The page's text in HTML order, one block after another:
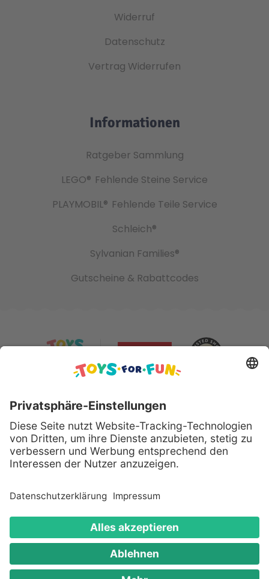
Widerruf
Datenschutz
Vertrag Widerrufen
Informationen
Ratgeber Sammlung
LEGO® Fehlende Steine Service
PLAYMOBIL® Fehlende Teile Service
Schleich®
Sylvanian Families®
Gutscheine & Rabattcodes
Sicher bezahlen mit:
Alle genannten Produkte und Logos sind eingetragene
Warenzeichen der jeweiligen Hersteller.
Copyright © 2008 - 2026 Toys for Fun GmbH - Alle
Rechte vorbehalten